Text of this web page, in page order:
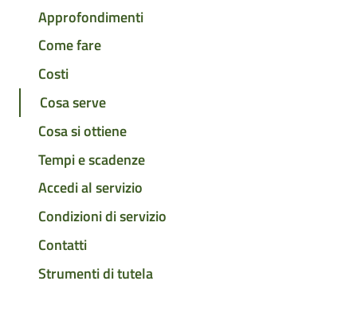
Approfondimenti
Come fare
Costi
Cosa serve
Cosa si ottiene
Tempi e scadenze
Accedi al servizio
Condizioni di servizio
Contatti
Strumenti di tutela